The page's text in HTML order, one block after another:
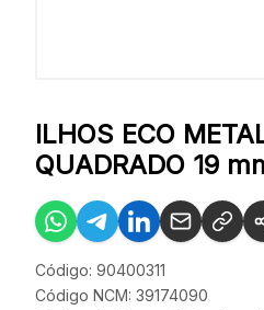
ILHOS ECO
QUADRADO 19
Código: 90400311
Código NCM: 39174090